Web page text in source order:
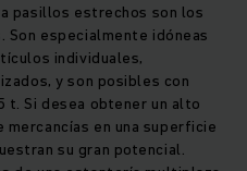
pasillos estrechos son los
especialmente idóneas
individuales,
y son posibles con
t. Si desea obtener un alto
en una superficie
su gran potencial.